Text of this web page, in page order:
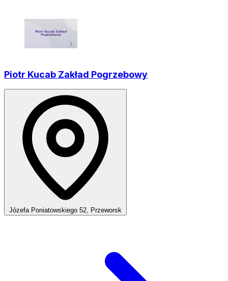
Piotr Kucab Zakład Pogrzebowy
Józefa Poniatowskiego 52, Przeworsk